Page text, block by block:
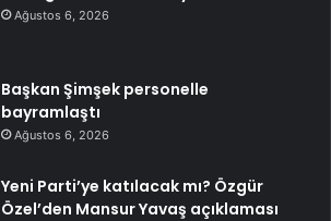
Ağustos 6, 2026
Başkan Şimşek personelle
bayramlaştı
Ağustos 6, 2026
Yeni Parti’ye katılacak mı? Özgür
Özel’den Mansur Yavaş açıklaması